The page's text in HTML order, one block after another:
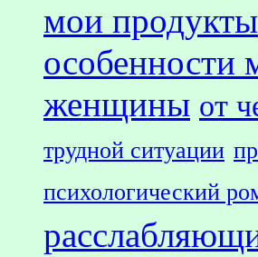
мои продукты
особенности
женщины от
трудной ситуации
психологический